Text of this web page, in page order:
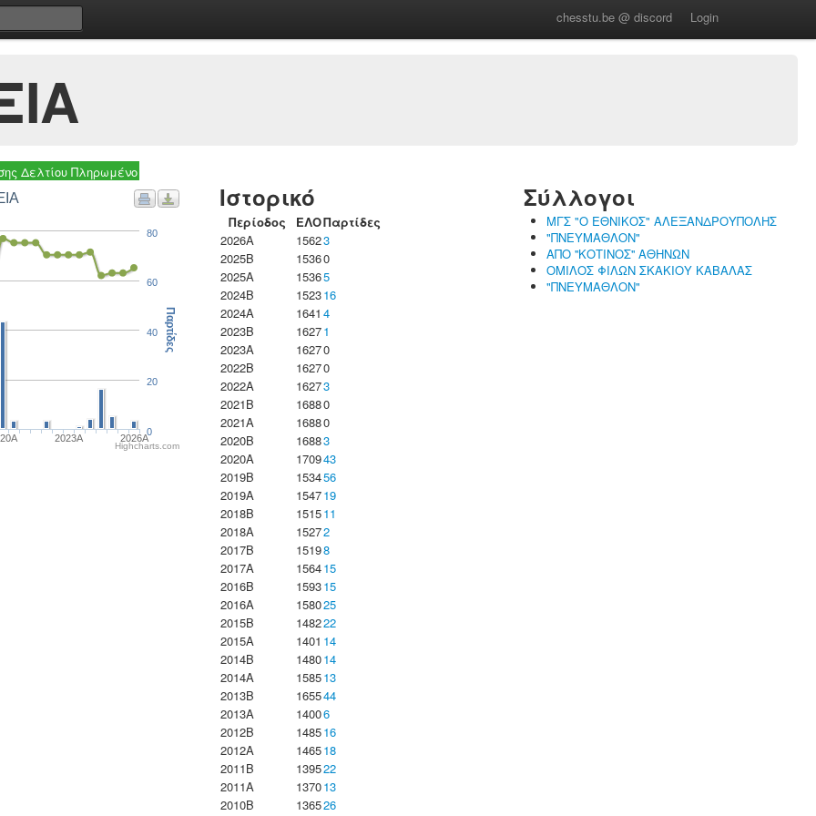
chesstu.be @ discord Login
Δελτίου Πληρωμένο
2023Α 2026A
0
20
40
60
80
Παρτίδες
Highcharts.com
Ιστορικό
Περίοδος ΕΛΟΠαρτίδες
2026A
15623
2025B
15360
2025A
15365
2024B
152316
2024A
1641 4
2023B
16271
2023Α
16270
2022B
16270
2022A
16273
2021B
16880
2021A
16880
2020B
16883
2020A
170943
2019B
153456
2019A
154719
2018B
151511
2018A
15272
2017B
15198
2017A
156415
2016B
159315
2016A
158025
2015B
148222
2015A
1401 14
2014B
148014
2014A
158513
2013B
165544
2013A
14006
2012B
148516
2012A
146518
2011B
139522
2011A
137013
2010B
136526
Σύλλογοι
ΜΓΣ "Ο ΕΘΝΙΚΟΣ" ΑΛΕΞΑΝΔΡΟΥΠΟΛΗΣ
"ΠΝΕΥΜΑΘΛΟΝ"
ΑΠΟ ''ΚΟΤΙΝΟΣ'' ΑΘΗΝΩΝ
ΟΜΙΛΟΣ ΦΙΛΩΝ ΣΚΑΚΙΟΥ ΚΑΒΑΛΑΣ
"ΠΝΕΥΜΑΘΛΟΝ"